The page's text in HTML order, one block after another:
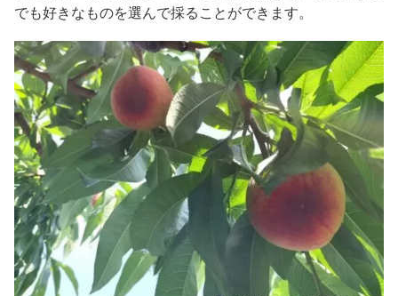
でも好きなものを選んで採ることができます。